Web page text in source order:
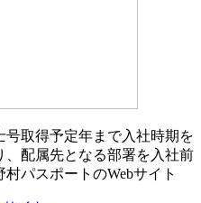
取得予定年まで入社時期を
配属先となる部署を入社前
パスポートのWebサイト